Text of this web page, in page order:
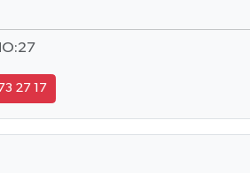
27 17